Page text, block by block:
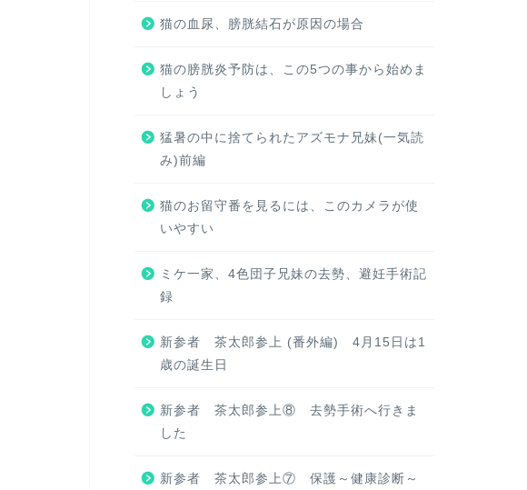
猫の血尿、膀胱結石が原因の場合
猫の膀胱炎予防は、この5つの事から始めま
しょう
猛暑の中に捨てられたアズモナ兄妹(一気読
み)前編
猫のお留守番を見るには、このカメラが使
いやすい
ミケ一家、4色団子兄妹の去勢、避妊手術記
録
新参者 茶太郎参上 (番外編) 4月15日は1
歳の誕生日
新参者 茶太郎参上⑧ 去勢手術へ行きま
した
新参者 茶太郎参上⑦ 保護～健康診断～